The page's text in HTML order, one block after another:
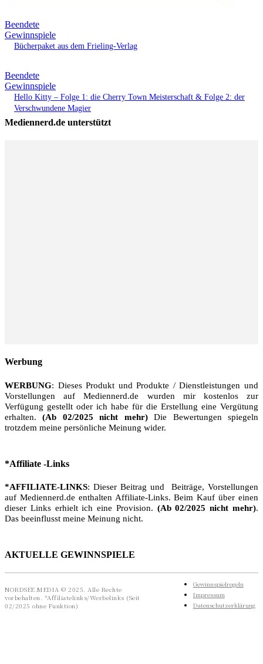
Beendete
Gewinnspiele
Bücherpaket aus dem Frieling-Verlag
Beendete
Gewinnspiele
Hello Kitty – Folge 1: die Cherry Town Meisterschaft & Folge 2: der
Verschwundene Magier
Mediennerd.de unterstützt
Werbung
WERBUNG: Dieses Produkt und Produkte / Dienstleistungen und
Vorstellungen auf Mediennerd.de wurden mir kostenlos zur
Verfügung gestellt oder ich habe für die Erstellung eine Vergütung
erhalten.(Ab 02/2025 nicht mehr)Die Bewertungen spiegeln
trotzdem meine persönliche Meinung wider.
*Affiliate -Links
*AFFILIATE-LINKS: Dieser Beitrag und Beiträge, Vorstellungen
auf Mediennerd.de enthalten Affiliate-Links. Beim Kauf über einen
dieser Links erhielt ich eine Provision. (Ab 02/2025 nicht mehr).
Das beeinflusst meine Meinung nicht.
AKTUELLE GEWINNSPIELE
NORDSEE.MEDIA © 2025. Alle Rechte
vorbehalten. *Affiliatelinks/Werbelinks (Seit
02/2025 ohne Funktion)
Gewinnspielregeln
Impressum
Datenschutzerklärung